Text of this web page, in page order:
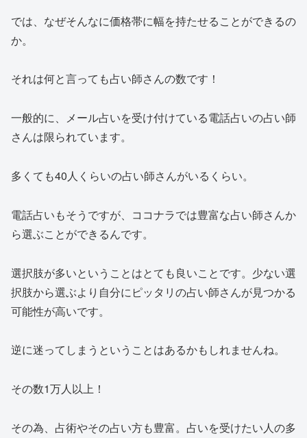
では、なぜそんなに価格帯に幅を持たせることができるの
か。
それは何と言っても占い師さんの数です！
一般的に、メール占いを受け付けている電話占いの占い師
さんは限られています。
多くても40人くらいの占い師さんがいるくらい。
電話占いもそうですが、ココナラでは豊富な占い師さんか
ら選ぶことができるんです。
選択肢が多いということはとても良いことです。少ない選
択肢から選ぶより自分にピッタリの占い師さんが見つかる
可能性が高いです。
逆に迷ってしまうということはあるかもしれませんね。
その数1万人以上！
その為、占術やその占い方も豊富。占いを受けたい人の多